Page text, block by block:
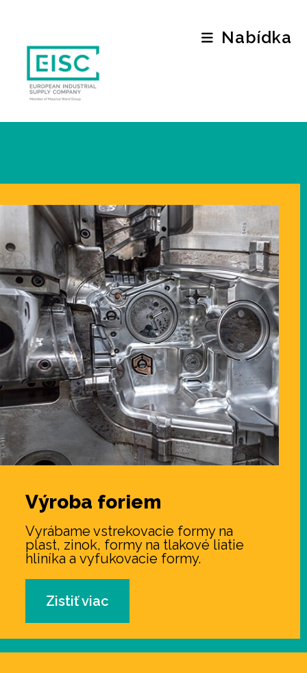
Nabídka
Výroba foriem
Vyrábame vstrekovacie formy na
plast, zinok, formy na tlakové liatie
hliníka a vyfukovacie formy.
Zistiť viac